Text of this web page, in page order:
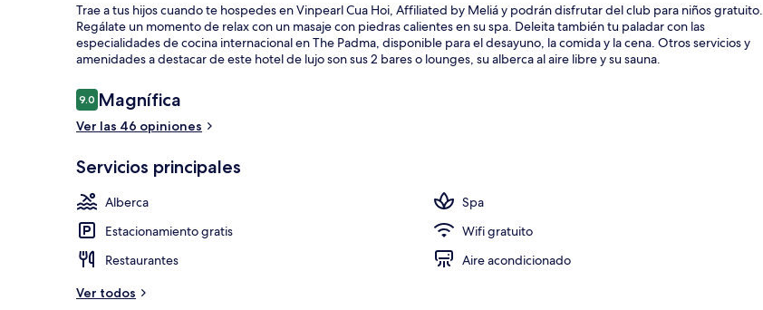
Trae a tus hijos cuando te hospedes en Vinpearl Cua Hoi, Affiliated by Meliá y podrán disfrutar del club para niños gratuito.
Regálate un momento de relax con un masaje con piedras calientes en su spa. Deleita también tu paladar con las
especialidades de cocina internacional en The Padma, disponible para el desayuno, la comida y la cena. Otros servicios y
amenidades a destacar de este hotel de lujo son sus 2 bares o lounges, su alberca al aire libre y su sauna.
Opiniones
9.09.0 de 10,
Magnífica
Ver las 46 opiniones
Servicios principales
Alberca
Spa
Estacionamiento gratis
Wifi gratuito
Restaurantes
Aire acondicionado
Ver todos